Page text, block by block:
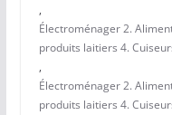
,
Électroménager 2.
produits laitiers 4.
,
Électroménager 2.
produits laitiers 4.